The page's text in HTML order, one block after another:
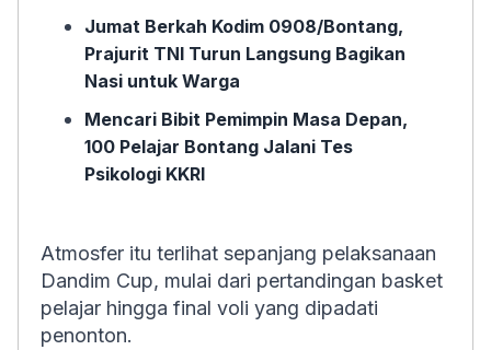
Jumat Berkah Kodim 0908/Bontang,
Prajurit TNI Turun Langsung Bagikan
Nasi untuk Warga
Mencari Bibit Pemimpin Masa Depan,
100 Pelajar Bontang Jalani Tes
Psikologi KKRI
Atmosfer itu terlihat sepanjang pelaksanaan
Dandim Cup, mulai dari pertandingan basket
pelajar hingga final voli yang dipadati
penonton.